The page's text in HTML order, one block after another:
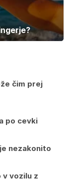
čim prej
po cevki
nezakonito
v vozilu z